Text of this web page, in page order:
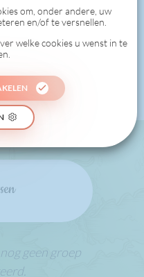
geen groep
om, onder andere, uw
en/of te versnellen.
welke cookies u wenst in te